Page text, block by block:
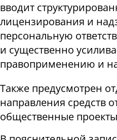
вводит
лицензирования и
персональную
и существенно
правоприменению и
Также предусмотрен
направления средств
общественные